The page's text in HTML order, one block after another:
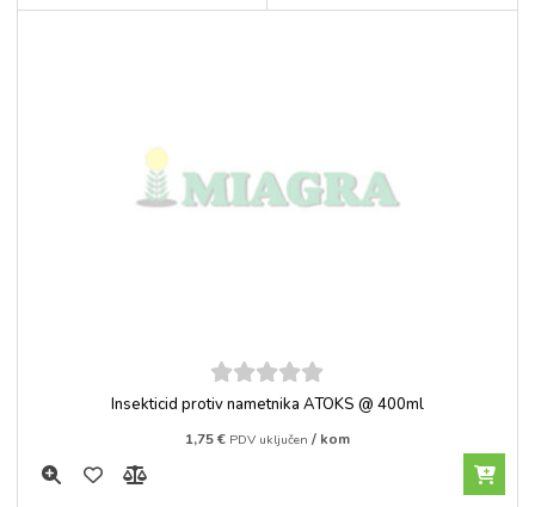
5out of
Insekticid protiv nametnika ATOKS @ 400ml
1,75€ PDV uključen / kom